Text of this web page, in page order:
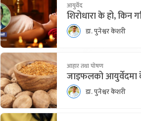
आयुर्वेद
शिरोधारा के हो, किन
डा. पुनेश्वर केशरी
आहार तथा पोषण
जाइफलको आयुर्वेदमा
डा. पुनेश्वर केशरी